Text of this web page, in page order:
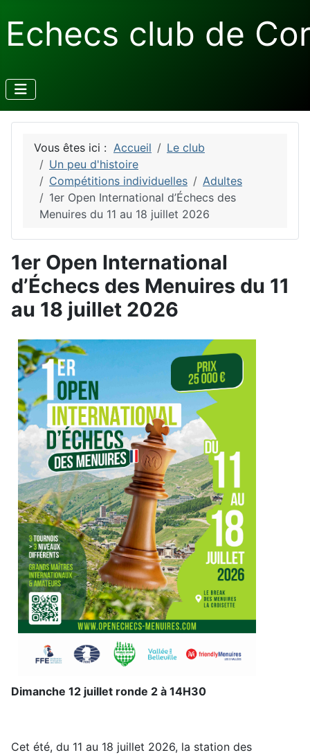
Echecs club de
Vous êtes ici : Accueil
Le club
Un peu d'histoire
Compétitions individuelles
Adultes
1er Open International d’Échecs des
Menuires du 11 au 18 juillet 2026
1er Open International
d’Échecs des Menuires du 11
au 18 juillet 2026
Dimanche 12 juillet ronde 2 à 14H30
Cet été, du 11 au 18 juillet 2026, la station des